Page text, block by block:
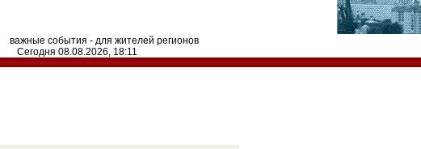
важные события - для жителей регионов
Сегодня 08.08.2026, 18:11